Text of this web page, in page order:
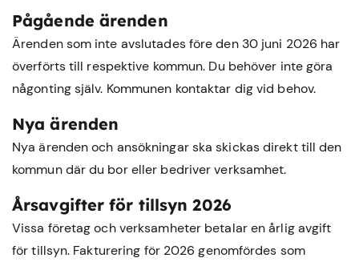
Pågående ärenden
Ärenden som inte avslutades före den 30 juni 2026 har
överförts till respektive kommun. Du behöver inte göra
någonting själv. Kommunen kontaktar dig vid behov.
Nya ärenden
Nya ärenden och ansökningar ska skickas direkt till den
kommun där du bor eller bedriver verksamhet.
Årsavgifter för tillsyn 2026
Vissa företag och verksamheter betalar en årlig avgift
för tillsyn. Fakturering för 2026 genomfördes som